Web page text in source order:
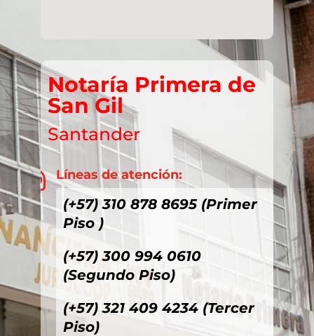
Notaría Primera de
San Gil
Santander
 Líneas de atención:
(+57) 310 878 8695 (Primer
Piso )
(+57) 300 994 0610
(Segundo Piso)
(+57) 321 409 4234 (Tercer
Piso)